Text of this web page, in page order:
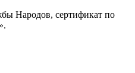
Народов, сертификат по